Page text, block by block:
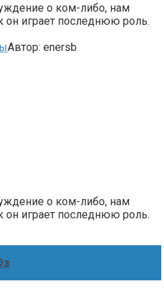
о ком-либо, нам
он играет последнюю роль.
Автор: enersb
о ком-либо, нам
он играет последнюю роль.